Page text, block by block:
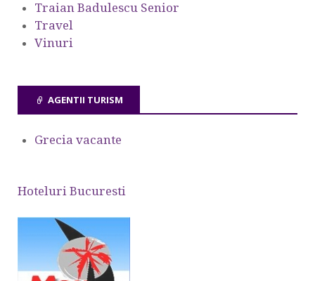
Traian Badulescu Senior
Travel
Vinuri
AGENTII TURISM
Grecia vacante
Hoteluri Bucuresti